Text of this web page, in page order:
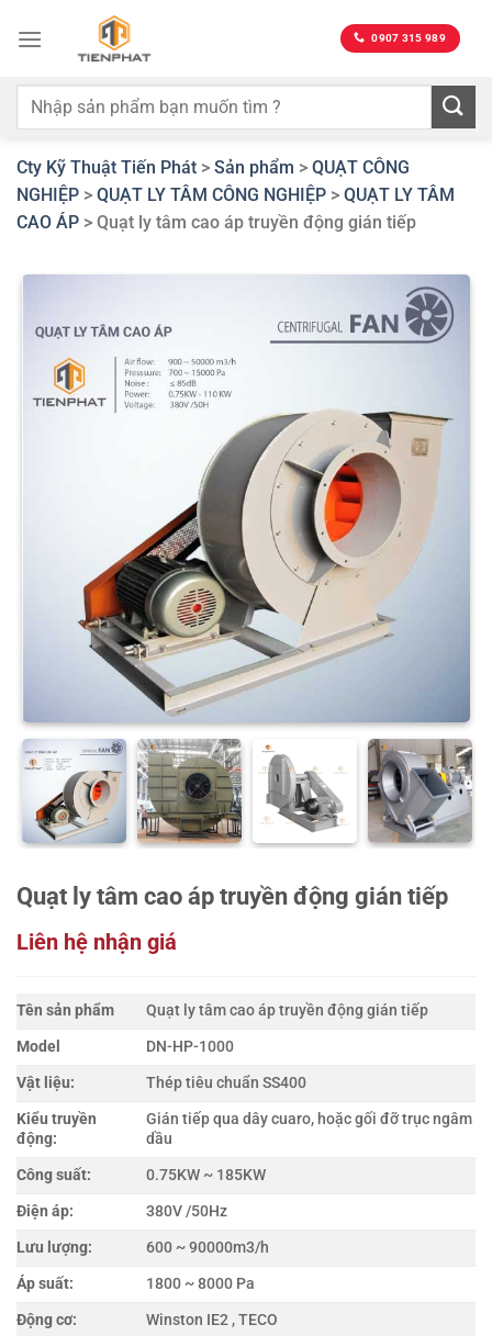
qua
dung
0907 315 989
Cty Kỹ Thuật Tiến Phát > Sản phẩm > QUẠT CÔNG
NGHIỆP > QUẠT LY TÂM CÔNG NGHIỆP > QUẠT LY TÂM
CAO ÁP > Quạt ly tâm cao áp truyền động gián tiếp
Quạt ly tâm cao áp truyền động gián tiếp
Liên hệ nhận giá
Tên sản phẩm
Quạt ly tâm cao áp truyền động gián tiếp
Model
DN-HP-1000
Vật liệu:
Thép tiêu chuẩn SS400
Kiểu truyền
động:
Gián tiếp qua dây cuaro, hoặc gối đỡ trục ngâm
dầu
Công suất:
0.75KW ~ 185KW
Điện áp:
380V /50Hz
Lưu lượng:
600 ~ 90000m3/h
Áp suất:
1800 ~ 8000 Pa
Động cơ:
Winston IE2 , TECO